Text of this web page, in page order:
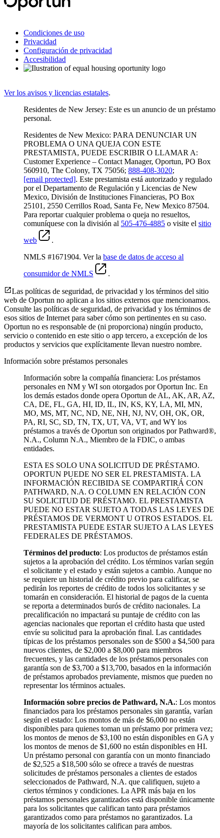
Condiciones de uso
Privacidad
Configuración de privacidad
Accesibilidad
Ver los avisos y licencias estatales.
Residentes de New Jersey: Este es un anuncio de un préstamo
personal.
Residentes de New Mexico: PARA DENUNCIAR UN
PROBLEMA O UNA QUEJA CON ESTE
PRESTAMISTA, PUEDE ESCRIBIR O LLAMAR A:
Customer Experience – Contact Manager, Oportun, PO Box
560910, The Colony, TX 75056; 888-408-3020;
[email protected]. Este prestamista está autorizado y regulado
por el Departamento de Regulación y Licencias de New
Mexico, División de Instituciones Financieras, PO Box
25101, 2550 Cerrillos Road, Santa Fe, New Mexico 87504.
Para reportar cualquier problema o queja no resueltos,
comuníquese con la división al 505-476-4885 o visite el sitio
web
.
NMLS #1671904. Ver la base de datos de acceso al
consumidor de NMLS
.
Las políticas de seguridad, de privacidad y los términos del sitio
web de Oportun no aplican a los sitios externos que mencionamos.
Consulte las políticas de seguridad, de privacidad y los términos de
esos sitios de Internet para saber cómo son pertinentes en su caso.
Oportun no es responsable de (ni proporciona) ningún producto,
servicio o contenido en este sitio o app tercero, a excepción de los
productos y servicios que explícitamente llevan nuestro nombre.
Información sobre préstamos personales
Información sobre la compañía financiera: Los préstamos
personales en NM y WI son otorgados por Oportun Inc. En
los demás estados donde opera Oportun de AL, AK, AR, AZ,
CA, DE, FL, GA, HI, ID, IL, IN, KS, KY, LA, MI, MN,
MO, MS, MT, NC, ND, NE, NH, NJ, NV, OH, OK, OR,
PA, RI, SC, SD, TN, TX, UT, VA, VT, and WY los
préstamos a través de Oportun son originados por Pathward®,
N.A., Column N.A., Miembro de la FDIC, o ambas
entidades.
ESTA ES SOLO UNA SOLICITUD DE PRÉSTAMO.
OPORTUN PUEDE NO SER EL PRESTAMISTA. LA
INFORMACIÓN RECIBIDA SE COMPARTIRÁ CON
PATHWARD, N.A. O COLUMN EN RELACIÓN CON
SU SOLICITUD DE PRÉSTAMO. EL PRESTAMISTA
PUEDE NO ESTAR SUJETO A TODAS LAS LEYES DE
PRÉSTAMOS DE VERMONT U OTROS ESTADOS. EL
PRESTAMISTA PUEDE ESTAR SUJETO A LAS LEYES
FEDERALES DE PRÉSTAMOS.
Términos del producto: Los productos de préstamos están
sujetos a la aprobación del crédito. Los términos varían según
el solicitante y el estado y están sujetos a cambio. Aunque no
se requiere un historial de crédito previo para calificar, se
pedirán los reportes de crédito de todos los solicitantes y se
tomarán en consideración. El historial de pagos de la cuenta
se reporta a determinados burós de crédito nacionales. La
precalificación no impactará su puntaje de crédito con las
agencias nacionales que reportan el crédito hasta que usted
envíe su solicitud para la aprobación final. Las cantidades
típicas de los préstamos personales son de $500 a $4,500 para
nuevos clientes, de $2,000 a $8,000 para miembros
frecuentes, y las cantidades de los préstamos personales con
garantía son de $3,700 a $13,700, basados en la información
de préstamos aprobados previamente, mismos que pueden no
representar los términos actuales.
Información sobre precios de Pathward, N.A.: Los montos
financiados para los préstamos personales sin garantía, varían
según el estado: Los montos de más de $6,000 no están
disponibles para quienes toman un préstamo por primera vez;
los montos de menos de $3,100 no están disponibles en GA y
los montos de menos de $1,600 no están disponibles en HI.
Un préstamo personal con garantía con un monto financiado
de $2,525 a $18,500 sólo se ofrece a través de nuestras
solicitudes de préstamos personales a clientes de estados
seleccionados de Pathward, N.A. que califiquen, sujeto a
ciertos términos y condiciones. La APR más baja en los
préstamos personales garantizados está disponible únicamente
para los solicitantes que califican tanto para préstamos
garantizados como para préstamos no garantizados. La
mayoría de los solicitantes califican para ambos.